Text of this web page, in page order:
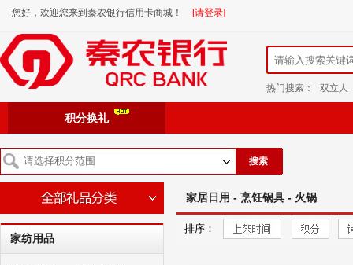
您好，欢迎您来到秦农银行信用卡商城！ [请登录]
热门搜索： 双立人
积分换礼
搜索
家纺用品
家居日用 - 烹饪锅具 - 火锅
排序：